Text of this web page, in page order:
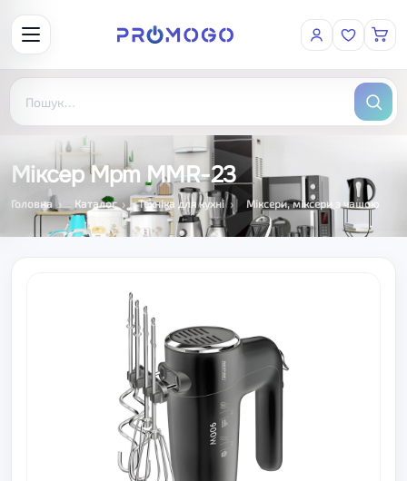
Міксер Mpm MMR-23
Головна Каталог Техніка для кухні Міксери, міксери з чашою